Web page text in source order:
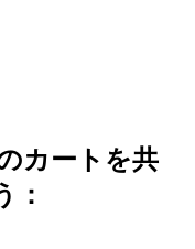
カートを共
：